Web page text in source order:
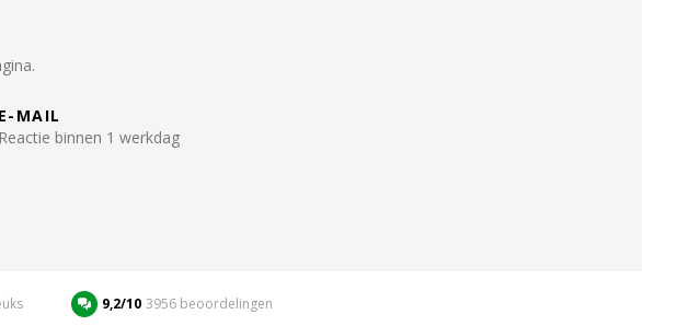
E-MAIL
Reactie binnen 1 werkdag
9,2/10 3956 beoordelingen